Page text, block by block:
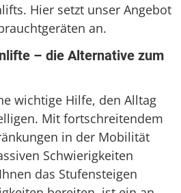
Hier setzt unser Angebot
an.
– die Alternative zum
wichtige Hilfe, den Alltag
Mit fortschreitendem
in der Mobilität
Schwierigkeiten
das Stufensteigen